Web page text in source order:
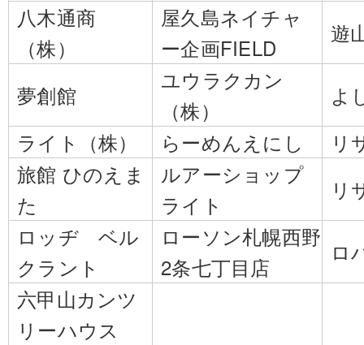
八木通商
（株）
屋久島ネイチャ
ー企画FIELD
遊
夢創館
ユウラクカン
（株）
よ
ライト（株）
らーめんえにし
リ
旅館 ひのえま
た
ルアーショップ
ライト
リ
ロッヂ ベル
クラント
ローソン札幌西野
2条七丁目店
ロ
六甲山カンツ
リーハウス